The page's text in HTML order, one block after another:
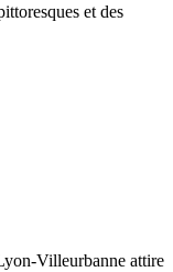
et des
Villeurbanne attire